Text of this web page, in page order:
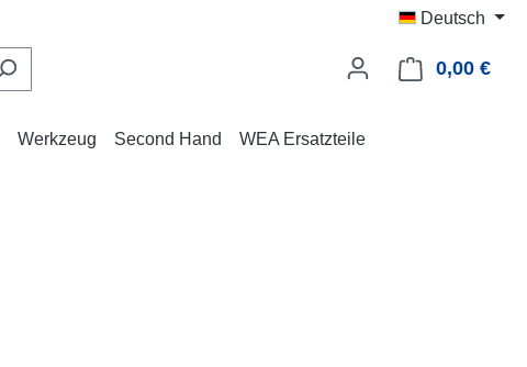
Deutsch
0,00 €
Werkzeug Second Hand WEA Ersatzteile